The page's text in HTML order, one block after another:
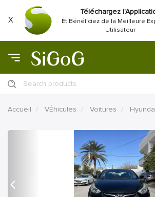
X
Téléchargez
Et Bénéficiez de la Meilleure
Utilisateur
Search products
Accueil VÉhicules Voitures